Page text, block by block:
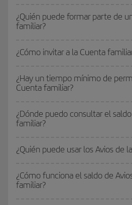
¿Quién puede formar parte de
familiar?
¿Cómo invitar a la Cuenta
¿Hay un tiempo mínimo de
Cuenta familiar?
¿Dónde puedo consultar el
familiar?
¿Quién puede usar los Avios de
¿Cómo funciona el saldo de
familiar?